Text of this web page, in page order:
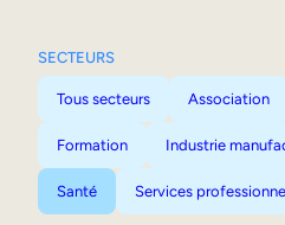
SECTEURS
Tous secteurs Association
Formation Industrie
Santé Services